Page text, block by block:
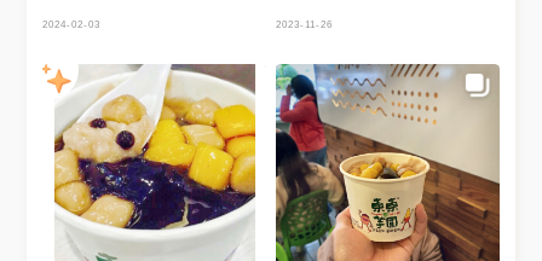
2024-02-03 2023-11-26